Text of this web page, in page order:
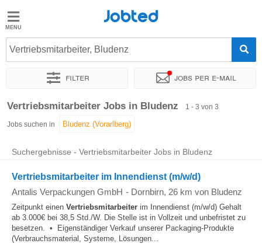
Jobted
Jobs
Jobted
Vertriebsmitarbeiter, Bludenz
Filter Jobs per e-mail
Sortieren nach Genauer Standort
Vertriebsmitarbeiter Jobs in Bludenz 1 - 3 von 3
Jobs suchen in
Suchergebnisse - Vertriebsmitarbeiter Jobs in Bludenz
Vertriebsmitarbeiter im Innendienst (m/w/d)
Antalis Verpackungen GmbH - Dornbirn, 26 km von Bludenz
Zeitpunkt einen Vertriebsmitarbeiter im Innendienst (m/w/d) Gehalt
ab 3.000€ bei 38,5 Std./W. Die Stelle ist in Vollzeit und unbefristet zu
besetzen. • Eigenständiger Verkauf unserer Packaging-Produkte
(Verbrauchsmaterial, Systeme, Lösungen...